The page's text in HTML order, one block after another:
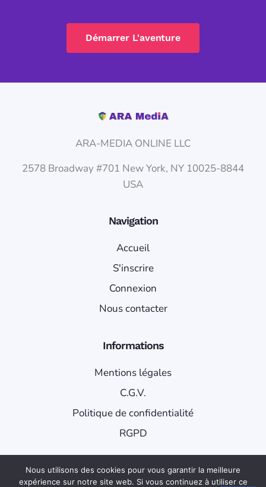
Démarrer L'aventure
ARA-MEDIA ONLINE LLC
2578 Broadway #701 New York, NY 10025-8844
USA
Navigation
Accueil
S'inscrire
Connexion
Nous contacter
Informations
Mentions légales
C.G.V.
Politique de confidentialité
RGPD
Nous utilisons des cookies pour vous garantir la meilleure
expérience sur notre site web. Si vous continuez à utiliser ce